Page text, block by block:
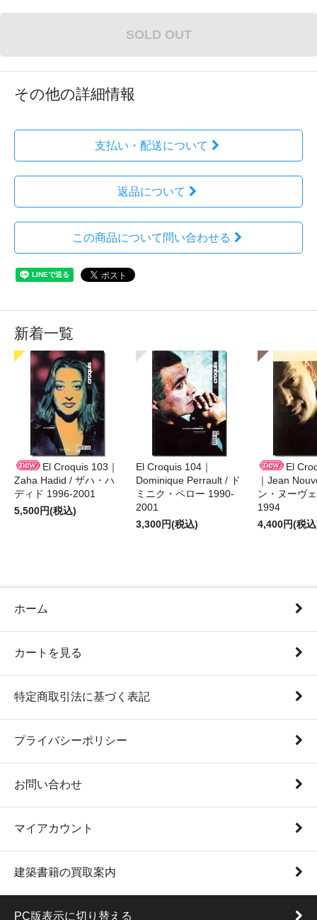
SOLD OUT
その他の詳細情報
支払い・配送について
返品について
この商品について問い合わせる
新着一覧
El Croquis 103｜
Zaha Hadid / ザハ・ハ
ディド 1996-2001
5,500円(税込)
El Croquis 104｜
Dominique Perrault / ド
ミニク・ペロー 1990-
2001
3,300円(税込)
El
｜Jean
ン・ヌーヴ
1994
4,400円(税
ホーム
カートを見る
特定商取引法に基づく表記
プライバシーポリシー
お問い合わせ
マイアカウント
建築書籍の買取案内
PC版表示に切り替える